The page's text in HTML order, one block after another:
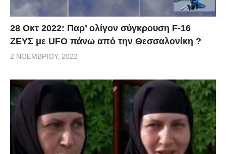
28 Οκτ 2022: Παρ’ ολίγον σύγκρουση F-16
ΖΕΥΣ με UFO πάνω από την Θεσσαλονίκη ?
2 ΝΟΕΜΒΡΊΟΥ, 2022